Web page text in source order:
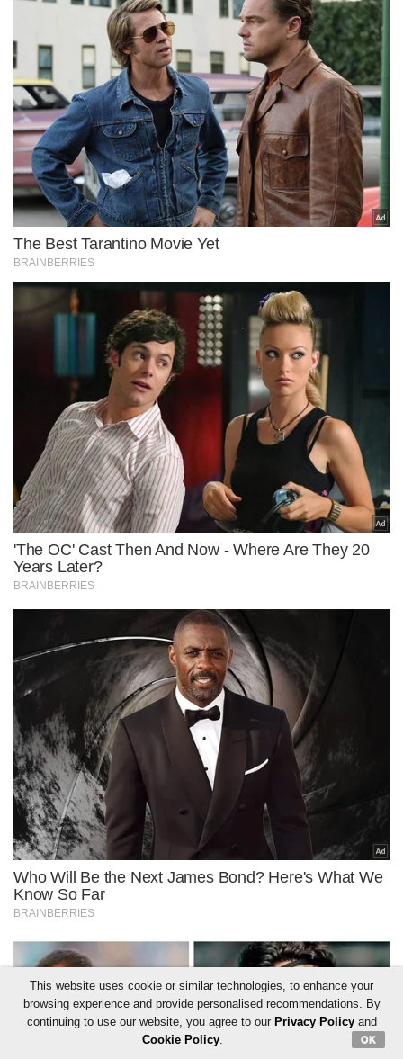
This website uses cookie or similar technologies, to enhance your
browsing experience and provide personalised recommendations. By
continuing to use our website, you agree to our Privacy Policyand
Cookie Policy. OK